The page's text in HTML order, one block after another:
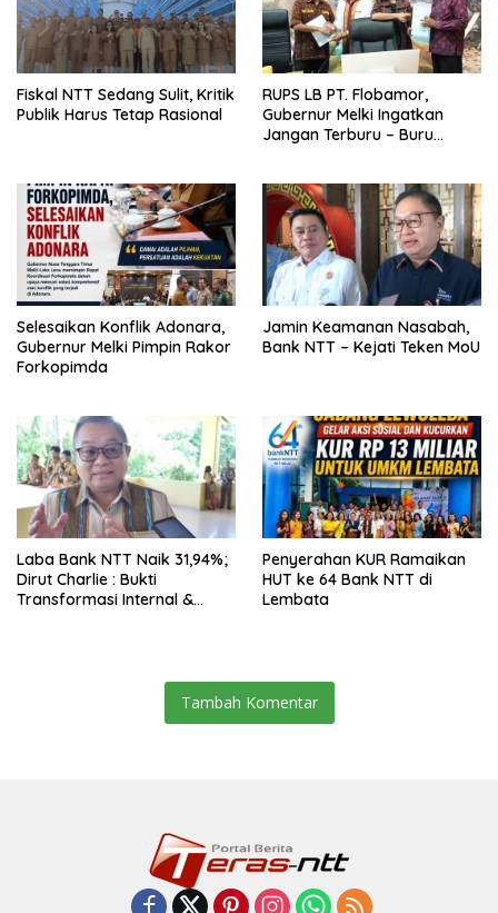
Fiskal NTT Sedang Sulit, Kritik
Publik Harus Tetap Rasional
RUPS LB PT. Flobamor,
Gubernur Melki Ingatkan
Jangan Terburu – Buru
Selesaikan Konflik Adonara,
Gubernur Melki Pimpin Rakor
Forkopimda
Jamin Keamanan Nasabah,
Bank NTT – Kejati Teken MoU
Laba Bank NTT Naik 31,94%;
Dirut Charlie : Bukti
Transformasi Internal &
Penyerahan KUR Ramaikan
HUT ke 64 Bank NTT di
Lembata
Tambah Komentar